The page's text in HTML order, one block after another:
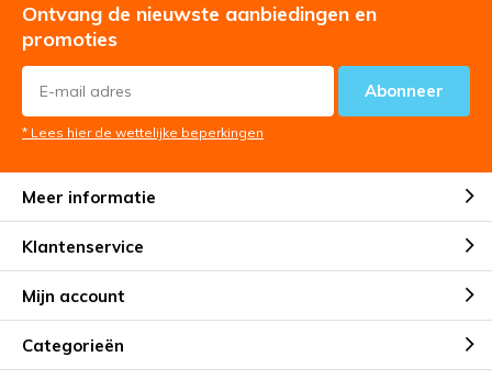
Ontvang de nieuwste aanbiedingen en
promoties
Abonneer
* Lees hier de wettelijke beperkingen
Meer informatie
Klantenservice
Mijn account
Categorieën